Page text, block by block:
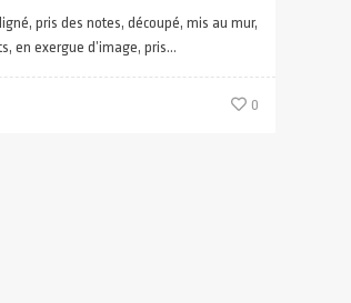
pris des notes, découpé, mis au mur,
en exergue d’image, pris...
0